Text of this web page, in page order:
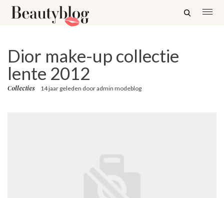
Dior make-up collectie
lente 2012
Collecties 14 jaar geleden dooradmin modeblog